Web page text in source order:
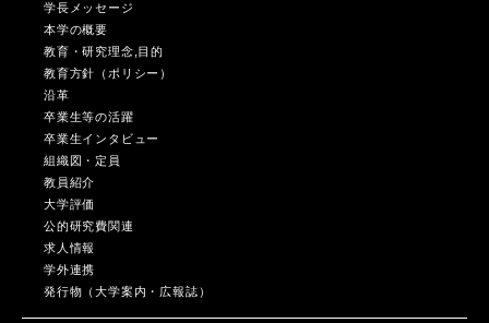
学長メッセージ
本学の概要
教育・研究理念,目的
教育方針（ポリシー）
沿革
卒業生等の活躍
卒業生インタビュー
組織図・定員
教員紹介
大学評価
公的研究費関連
求人情報
学外連携
発行物（大学案内・広報誌）